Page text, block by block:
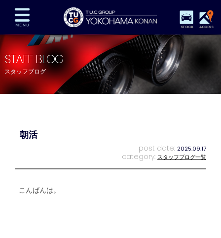
STOCK ACCESS
在庫車両情報 保証&サービス パーツリスト
TUCとは？ 店舗情報 アクセスマップ
全国納車 特別作業 注文販売
STAFF BLOG
スタッフブログ
朝活
post date: 2025.09.17
category: スタッフブログ一覧
こんばんは。